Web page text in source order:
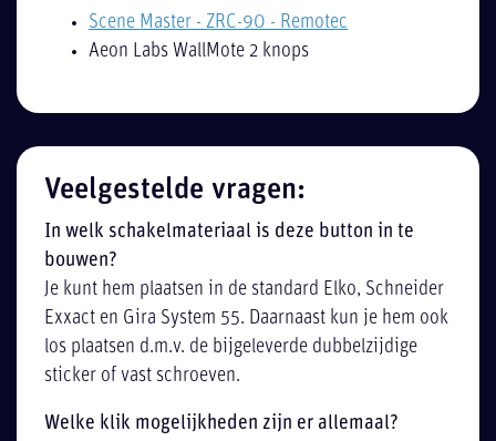
Scene Master - ZRC-90 - Remotec
Aeon Labs WallMote 2 knops
Veelgestelde vragen:
In welk schakelmateriaal is deze button in te
bouwen?
Je kunt hem plaatsen in de standard Elko, Schneider
Exxact en Gira System 55. Daarnaast kun je hem ook
los plaatsen d.m.v. de bijgeleverde dubbelzijdige
sticker of vast schroeven.
Welke klik mogelijkheden zijn er allemaal?